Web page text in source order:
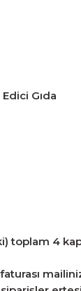
Gıda
toplam 4